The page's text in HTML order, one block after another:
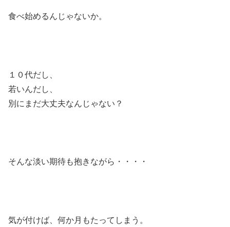
食べ始めるんじゃないか。
１０代だし、
若いんだし、
別にまだ大丈夫なんじゃない？
そんな淡い期待も抱きながら・・・・
気が付けば、何か月もたってしまう。